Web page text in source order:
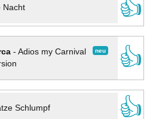
Nacht
👍
neu
- Adios my Carnival
👍
Schlumpf
👍